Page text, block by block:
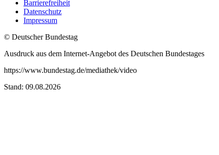
Barrierefreiheit
Datenschutz
Impressum
© Deutscher Bundestag
Ausdruck aus dem Internet-Angebot des Deutschen Bundestages
https://www.bundestag.de/mediathek/video
Stand: 09.08.2026